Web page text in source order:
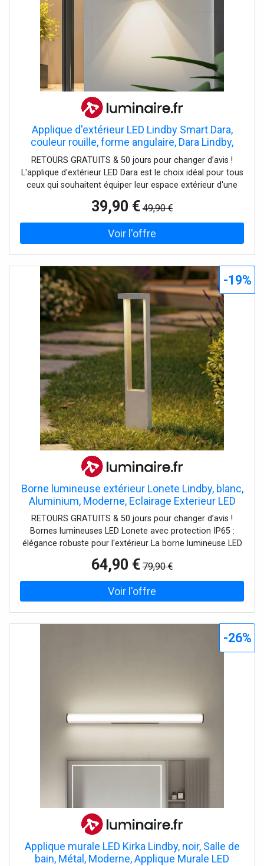
Applique d'extérieur LED Lindby Smart Dara,
couleur rouille, forme angulaire, Dara Lindby,
dimmable, marron, Matière Plastique, Moderne
RETOURS GRATUITS & 50 jours pour changer d’avis !
L'applique d'extérieur LED Dara est le choix idéal pour tous
ceux qui souhaitent équiper leur espace extérieur d'une
permet d'adapter individuellement la couleur de la lumière,
du blanc chaud au blanc lumière du jour, et de choisir
parmi de nombreuses couleurs vives. Il est également
possible de régler la luminosité du luminaire. Dara est
smartphone ou tablette. L'applique murale LED est
fabriquée en plastique et en aluminium et dispose d'une
protection IP54, ce qui permet de l'utiliser sans problème
à l'extérieur. Avec son design moderne et sa forme
angulaire, la lampe s'intègre parfaitement dans tous les
espaces extérieurs et est idéale pour les balcons et les
terrasses.
39,90 € 49,90 €
Borne lumineuse extérieur Lonete Lindby, blanc,
Aluminium, Moderne, Eclairage Exterieur LED
RETOURS GRATUITS & 50 jours pour changer d’avis !
Bornes lumineuses LED Lonete avec protection IP65 :
élégance robuste pour l'extérieur La borne lumineuse LED
élevée. Fabriqué en aluminium et en plastique, il séduit par
sa couleur blanche sobre qui s'intègre harmonieusement
dans les espaces extérieurs contemporains. La source
qualité de lumière naturelle, idéale pour les terrasses et les
allées. Grâce à sa protection IP65, la borne lumineuse est
d'électricité tout en offrant un éclairage uniforme.
64,90 € 79,90 €
-19%
Applique murale LED Kirka Lindby, noir, Salle de
bain, Métal, Moderne, Applique Murale LED
-26%